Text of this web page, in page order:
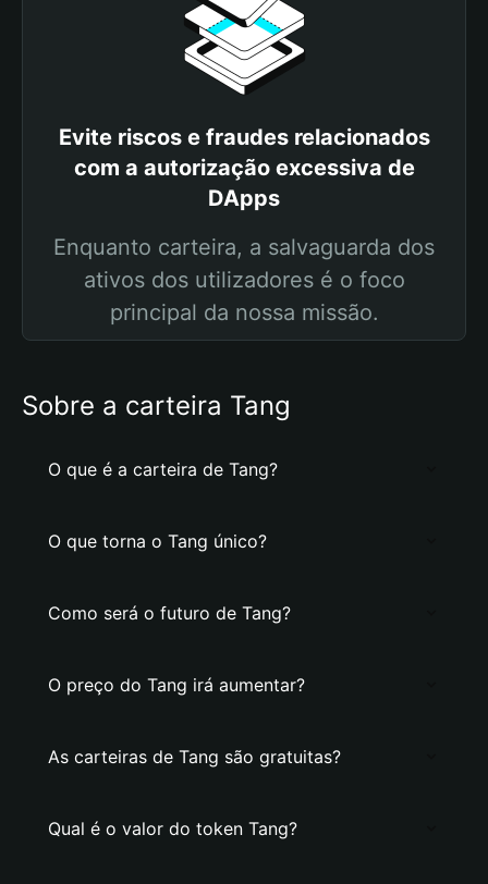
Evite riscos e fraudes relacionados
com a autorização excessiva de
DApps
Enquanto carteira, a salvaguarda dos
ativos dos utilizadores é o foco
principal da nossa missão.
Sobre a carteira Tang
O que é a carteira de Tang?
O que torna o Tang único?
Como será o futuro de Tang?
O preço do Tang irá aumentar?
As carteiras de Tang são gratuitas?
Qual é o valor do token Tang?